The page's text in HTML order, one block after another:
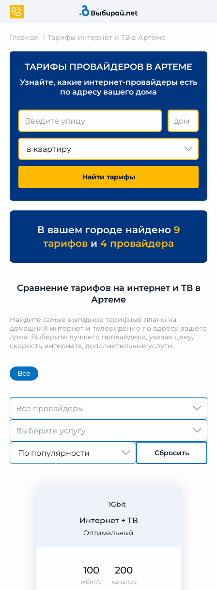
Главная Тарифы интернет и ТВ в Артеме
ТАРИФЫ ПРОВАЙДЕРОВ В АРТЕМЕ
Узнайте, какие интернет-провайдеры есть
по адресу вашего дома
в квартиру
Найти тарифы
В вашем городе найдено 9
тарифов и 4 провайдера
Сравнение тарифов на интернет и ТВ в
Артеме
Найдите самые выгодные тарифные планы на
домашний интернет и телевидение по адресу вашего
дома. Выберите лучшего провайдера, указав цену,
скорость интернета, дополнительные услуги.
Все
По популярности Сбросить
1Gbit
Оптимальный
Интернет + ТВ
100
мбит/с
200
каналов